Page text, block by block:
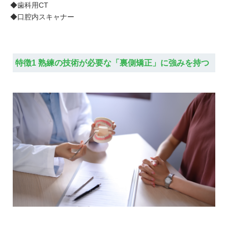
◆歯科用CT
◆口腔内スキャナー
特徴1 熟練の技術が必要な「裏側矯正」に強みを持つ